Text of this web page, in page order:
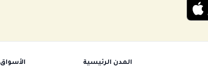
المدن الرئيسية الأسواق